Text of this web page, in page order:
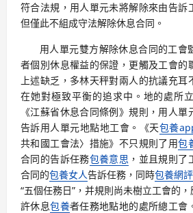
符合法規，用人單元未將解除來由告訴
但僅此不組成守法解除休息合同。
用人單元雙方解除休息合同的工會
者個別休息權益的保證，更觸及工會的
上述缺乏，多林天秤對兩人的抗議充
在她對極致平衡的追求中。地的處所
《江蘇省休息合同條例》規則，用人
告訴用人單元地點地工會。《天包養
共和國工會法〉措施》不只規則了用包
合同的告訴任務包養意思 ，並且規則
合同的包養女人告訴任務，同時包養網
“五個任務日”，并規則尚未樹立工會的
許休息包養者任務地點地的處所總工會